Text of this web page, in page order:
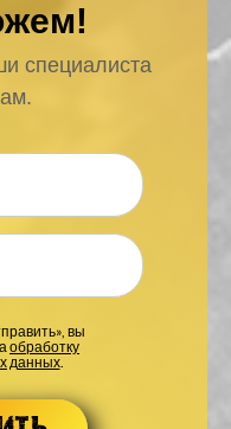
специалиста
вы
обработку
данных.